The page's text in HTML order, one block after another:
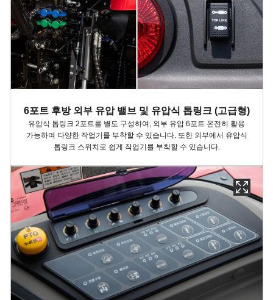
6포트 후방 외부 유압 밸브 및 유압식 톱링크 (고급형)
유압식 톱링크 2포트를 별도 구성하여, 외부 유압 6포트 온전히 활용
가능하여 다양한 작업기를 부착할 수 있습니다. 또한 외부에서 유압식
톱링크 스위치로 쉽게 작업기를 부착할 수 있습니다.